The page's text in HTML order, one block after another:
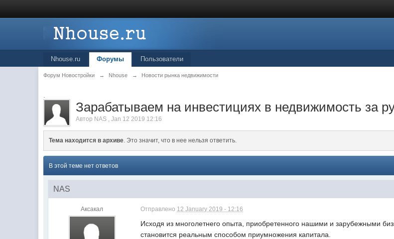
Nhouse.ru Форумы Пользователи
Форум Новостройки → Nhouse → Новости рынка недвижимости
.
Зарабатываем на инвестициях в недвижимость за
Автор NAS ,Jan 12 2019 12:16
Тема находится в архиве. Это значит, что в нее нельзя ответить.
В этой теме нет ответов
NAS
Аксакал Отправлено 12 January 2019 - 12:16
Исходя из многолетнего опыта, приобретенного нашими и зарубежными
становится реальным способом приумножения капитала.